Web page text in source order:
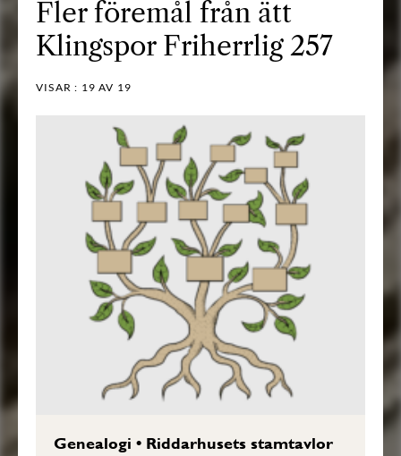
Fler föremål från ätt
Klingspor Friherrlig 257
VISAR : 19 AV 19
Genealogi • Riddarhusets stamtavlor